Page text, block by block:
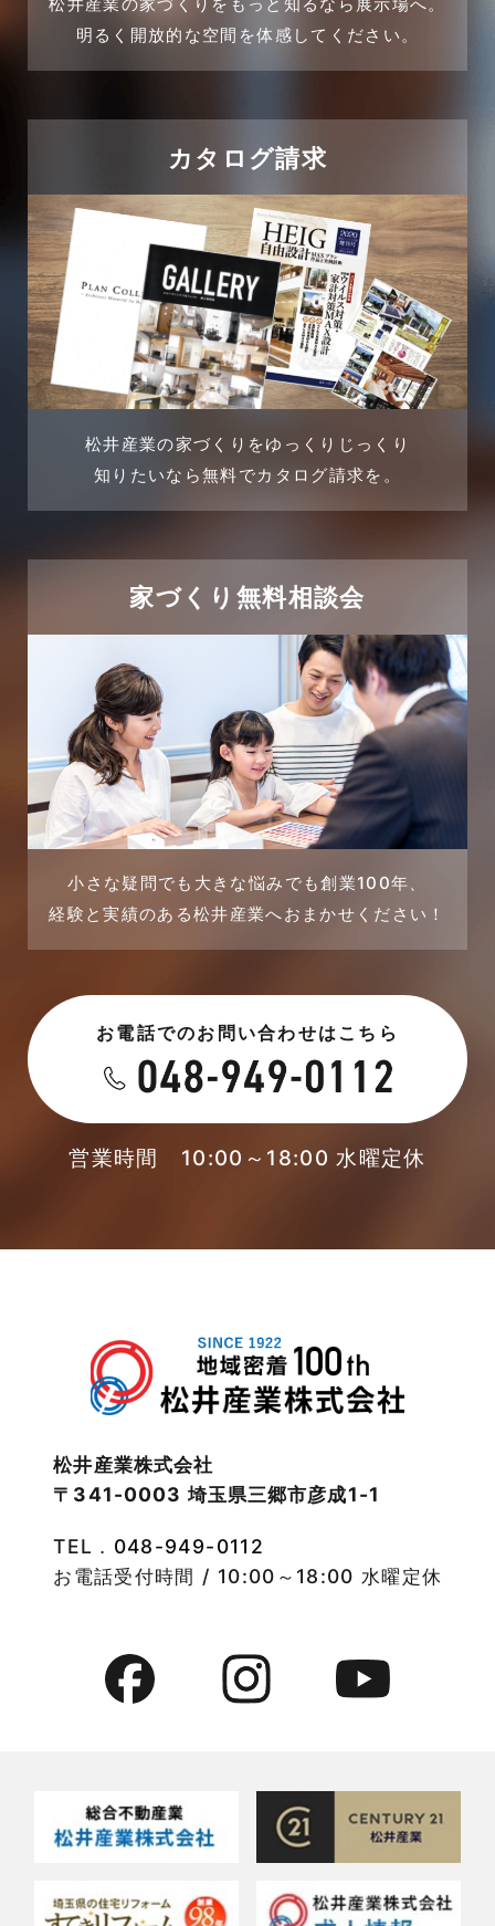
企業誘致事例
住宅に関するよくある質問
商品情報
土地に関するよくある質問
土地活用事例
土地活用提案
売買物件
太陽光発電活用事例
市民リフォームサービス
店舗・テナント施工事例
戸建賃貸住宅活用事例
採用情報
未分類
未分類
本店-ブログ
東武スカイツリーライン
注文住宅施工事例
物件検索
物件特集
竹ノ塚店-ブログ
貸倉庫・その他
貸店舗活用事例
賃貸物件
2024年9月
2024年7月
2024年6月
2024年5月
2024年4月
2024年2月
2023年12月
2023年11月
2023年10月
2023年9月
2023年7月
2023年5月
2023年4月
2023年3月
2022年11月
2022年9月
2022年8月
2022年6月
2022年3月
2022年2月
明るく開放的な空間を体感してください。
カタログ請求
松井産業の家づくりをゆっくりじっくり
知りたいなら無料でカタログ請求を。
家づくり無料相談会
小さな疑問でも大きな悩みでも創業100年、
経験と実績のある松井産業へおまかせください！
お電話でのお問い合わせはこちら
営業時間 10:00～18:00 水曜定休
松井産業株式会社
〒341-0003 埼玉県三郷市彦成1-1
TEL． 048-949-0112
お電話受付時間 / 10:00～18:00 水曜定休